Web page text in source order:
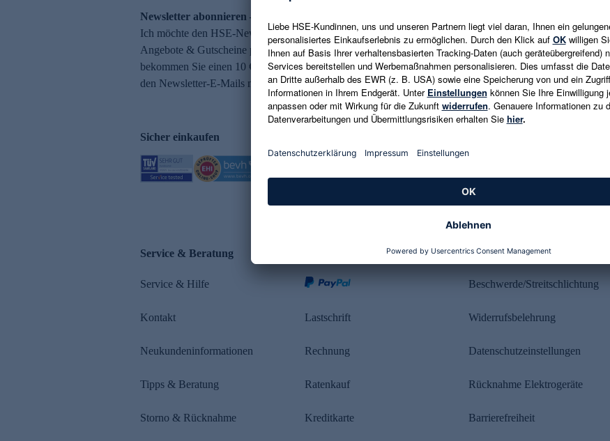
Newsletter abonnieren – 10 € Gutschein erhalten
Ich möchte den HSE-Newsletter abonnieren und aktuelle Trends,
Angebote & Gutscheine per E-Mail erhalten. Als Dankeschön
bekommen Sie einen 10 € Gutschein. Eine Abmeldung ist jederzeit in
den Newsletter-E-Mails möglich.
E-Mail-Adresse eingeben
Es gelten die Datenschutzrichtlinien
Sicher einkaufen
Service & Beratung
Service & Hilfe
Kontakt
Neukundeninformationen
Tipps & Beratung
Storno & Rücknahme
Lastschrift
Rechnung
Ratenkauf
Kreditkarte
Rechtliches
Beschwerde/Streitschlichtung
Widerrufsbelehrung
Datenschutzeinstellungen
Rücknahme Elektrogeräte
Barrierefreiheit